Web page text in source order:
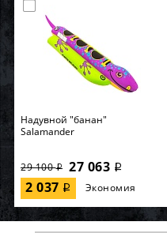
Надувной "банан"
Salamander
29 100i 27 063 i
2 037 i Экономия